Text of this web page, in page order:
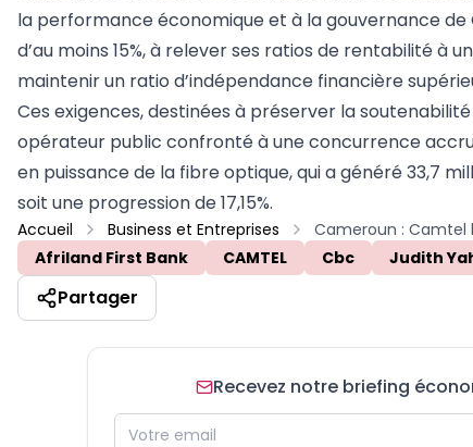
la performance économique et à la gouvernance
d’au moins 15%, à relever ses ratios de rentabilité à
maintenir un ratio d’indépendance financière
Ces exigences, destinées à préserver la
opérateur public confronté à une concurrence
en puissance de la fibre optique, qui a généré 33,7
soit une progression de 17,15%.
Accueil Business et Entreprises
Afriland First Bank
CAMTEL Cbc Judith
Partager
Recevez notre briefing